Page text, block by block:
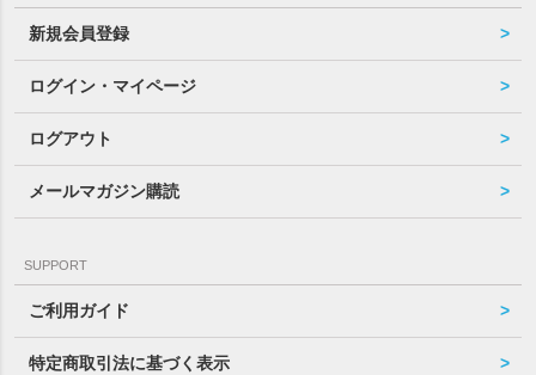
新規会員登録
ログイン・マイページ
ログアウト
メールマガジン購読
SUPPORT
ご利用ガイド
特定商取引法に基づく表示